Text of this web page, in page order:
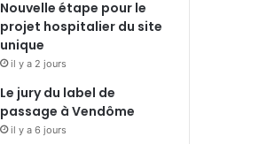
Nouvelle étape pour le
projet hospitalier du site
unique
il y a 2 jours
Le jury du label de
passage à Vendôme
il y a 6 jours